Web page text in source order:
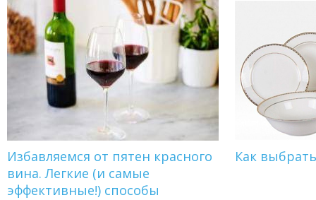
Избавляемся от пятен красного
вина. Легкие (и самые
эффективные!) способы
Как